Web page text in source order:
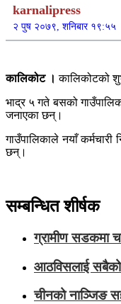
karnalipress
२ पुष २०७९, शनिबार १९:५५
कालिकोट ।कालिकोटको
भाद्र ५ गते बसको
जनाएका छन्।
गाउँपालिकाले नयाँ कर्मचारी
छन्।
सम्बन्धित शीर्षक
ग्रामीण सडकमा
आठविसलाई सबैको
चीनको नाञ्जिङ